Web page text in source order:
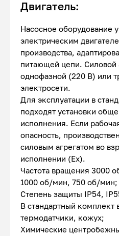
Двигатель:
Насосное оборудование
электрическим
производства,
питающей цепи. Силовой
однофазной (220 В) или
электросети.
Для эксплуатации в
подходят установки
исполнения. Если
опасность,
силовым агрегатом во
исполнении (Ex).
Частота вращения 3000
1000 об/мин, 750 об/мин;
Степень защиты IP54,
В стандартный комплект
термодатчики, кожух;
Химические